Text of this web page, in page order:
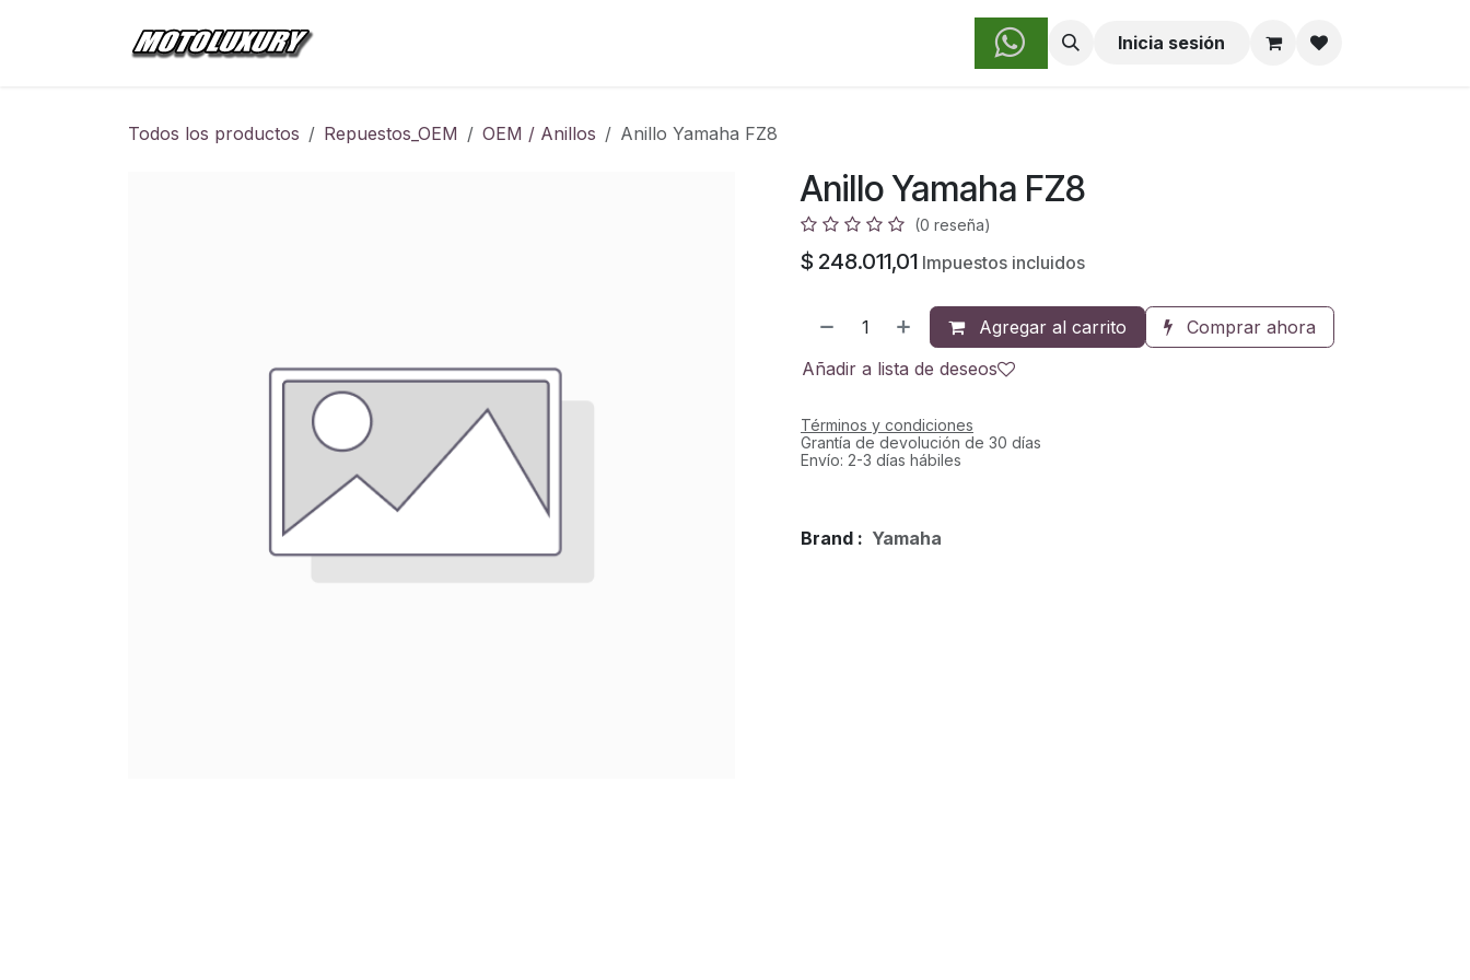
Sobre Nosotros Inicia sesión
Todos los productos Repuestos_OEM OEM / Anillos Anillo Yamaha FZ8
Anillo Yamaha FZ8
(0 reseña)
$ 248.011,01 Impuestos incluidos
Agregar al carrito
Comprar ahora
Añadir a lista de deseos
Términos y condiciones
Grantía de devolución de 30 días
Envío: 2-3 días hábiles
Brand : Yamaha